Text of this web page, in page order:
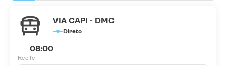
VIA CAPI - DMC
Direto
08:00
Recife